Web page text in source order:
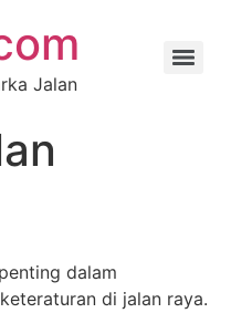
Jalan
dalam
di jalan raya.